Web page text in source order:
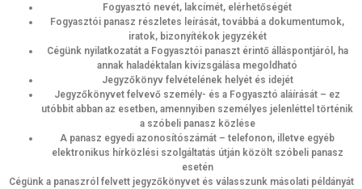
Fogyasztó nevét, lakcímét, elérhetőségét
Fogyasztói panasz részletes leírását, továbbá a dokumentumok,
iratok, bizonyítékok jegyzékét
Cégünk nyilatkozatát a Fogyasztói panaszt érintő álláspontjáról, ha
annak haladéktalan kivizsgálása megoldható
Jegyzőkönyv felvételének helyét és idejét
Jegyzőkönyvet felvevő személy- és a Fogyasztó aláírását – ez
utóbbit abban az esetben, amennyiben személyes jelenléttel történik
a szóbeli panasz közlése
A panasz egyedi azonosítószámát – telefonon, illetve egyéb
elektronikus hírközlési szolgáltatás útján közölt szóbeli panasz
esetén
Cégünk a panaszról felvett jegyzőkönyvet és válasszunk másolati példányát